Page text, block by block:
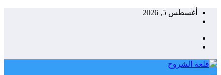
التجاوزأغسطس 5, 2026